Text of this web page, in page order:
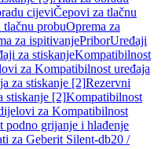
cijeviČepovi za tlačnu
probuOprema za
za ispitivanjePriborUređaji
za stiskanjeKompatibilnost
za Kompatibilnost uređaja
za stiskanje [2]Rezervni
stiskanje [2]Kompatibilnost
za Kompatibilnost
podno grijanje i hlađenje
za Geberit Silent-db20 /